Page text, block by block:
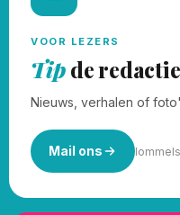
VOOR LEZERS
Tipde redactie
Nieuws, verhalen of
Mail ons